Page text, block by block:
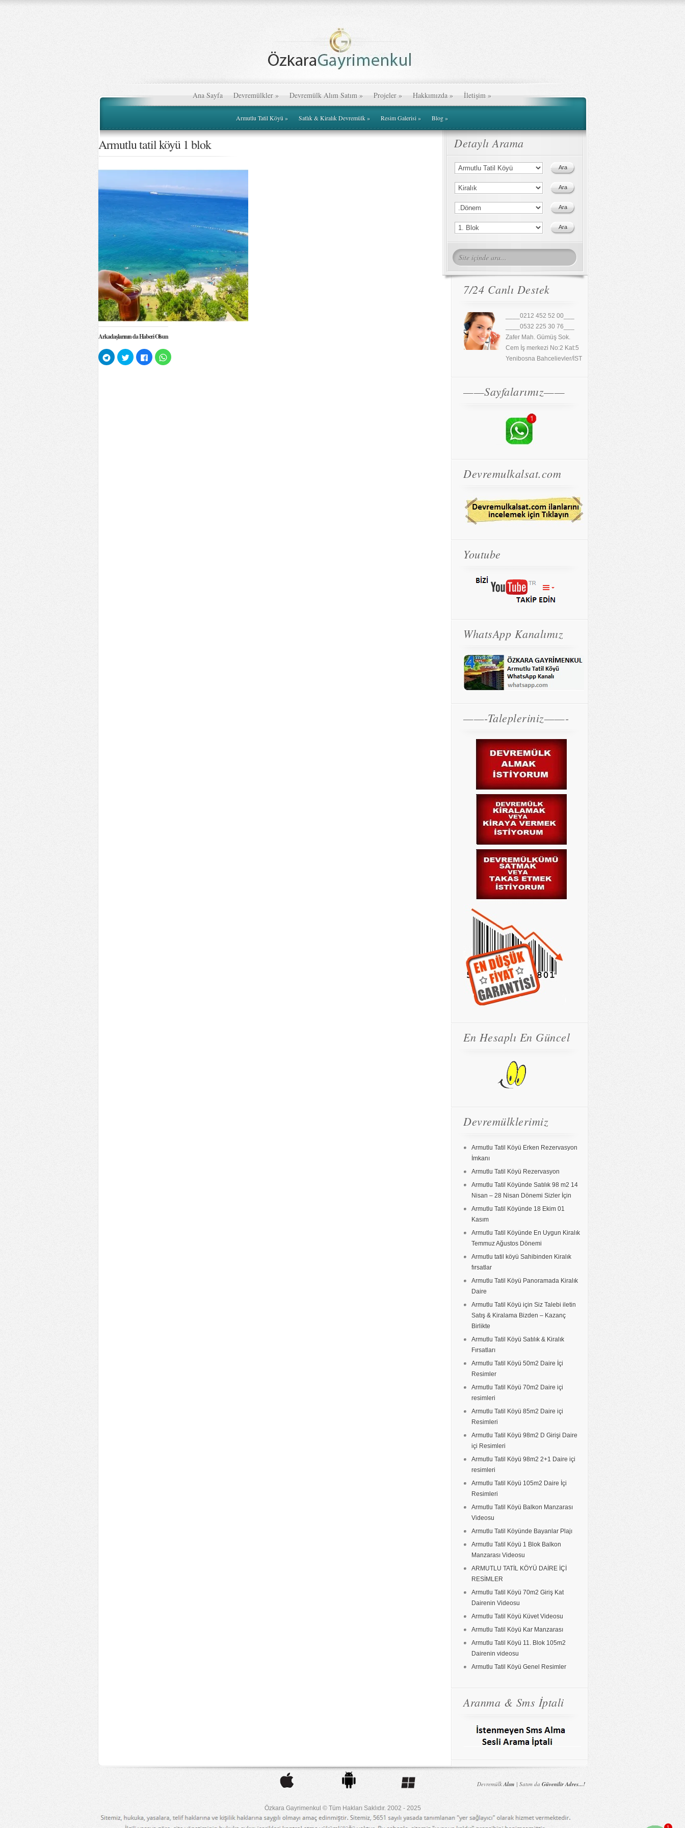
Ana Sayfa Devremülkler » Devremülk Alım Satım » Projeler » Hakkımızda » İletişim »
Armutlu Tatil Köyü» Satlık & Kiralık Devremülk» Resim Galerisi» Blog»
Armutlu tatil köyü 1 blok
Arkadaşlarının da Haberi Olsun
Telegram'da
paylaşmak
Twitter
üzerinde
paylaşmak
Facebook'ta
paylaşmak
WhatsApp'ta
paylaşmak
Detaylı Arama
7/24 Canlı Destek
____0212 452 52 00___
____0532 225 30 76___
Zafer Mah. Gümüş Sok.
Cem İş merkezi No:2 Kat:5
Yenibosna Bahcelievler/İST
——Sayfalarımız——
Devremulkalsat.com
Youtube
WhatsApp Kanalımız
——-Talepleriniz——-
En Hesaplı En Güncel
Devremülklerimiz
Armutlu Tatil Köyü Erken Rezervasyon
İmkanı
Armutlu Tatil Köyü Rezervasyon
Armutlu Tatil Köyünde Satılık 98 m2 14
Nisan – 28 Nisan Dönemi Sizler İçin
Armutlu Tatil Köyünde 18 Ekim 01
Kasım
Armutlu Tatil Köyünde En Uygun Kiralık
Temmuz Ağustos Dönemi
Armutlu tatil köyü Sahibinden Kiralık
fırsatlar
Armutlu Tatil Köyü Panoramada Kiralık
Daire
Armutlu Tatil Köyü için Siz Talebi iletin
Satış & Kiralama Bizden – Kazanç
Birlikte
Armutlu Tatil Köyü Satılık & Kiralık
Fırsatları
Armutlu Tatil Köyü 50m2 Daire İçi
Resimler
Armutlu Tatil Köyü 70m2 Daire içi
resimleri
Armutlu Tatil Köyü 85m2 Daire içi
Resimleri
Armutlu Tatil Köyü 98m2 D Girişi Daire
içi Resimleri
Armutlu Tatil Köyü 98m2 2+1 Daire içi
resimleri
Armutlu Tatil Köyü 105m2 Daire İçi
Resimleri
Armutlu Tatil Köyü Balkon Manzarası
Videosu
Armutlu Tatil Köyünde Bayanlar Plajı
Armutlu Tatil Köyü 1 Blok Balkon
Manzarası Videosu
ARMUTLU TATİL KÖYÜ DAİRE İÇİ
RESİMLER
Armutlu Tatil Köyü 70m2 Giriş Kat
Dairenin Videosu
Armutlu Tatil Köyü Küvet Videosu
Armutlu Tatil Köyü Kar Manzarası
Armutlu Tatil Köyü 11. Blok 105m2
Dairenin videosu
Armutlu Tatil Köyü Genel Resimler
Aranma & Sms İptali
DevremülkAlım | Satım da Güvenilir Adres...!
Özkara Gayrimenkul © Tüm Hakları Saklıdır. 2002 - 2025